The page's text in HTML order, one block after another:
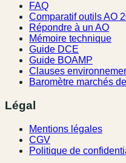
FAQ
Comparatif outils AO
Répondre à un AO
Mémoire technique
Guide DCE
Guide BOAMP
Clauses
Baromètre marchés
Légal
Mentions légales
CGV
Politique de